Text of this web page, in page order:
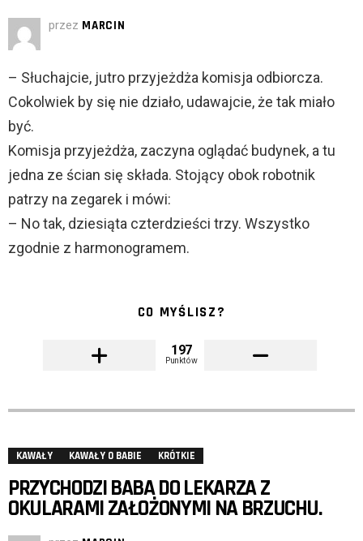
przez MARCIN
– Słuchajcie, jutro przyjeżdża komisja odbiorcza.
Cokolwiek by się nie działo, udawajcie, że tak miało
być.
Komisja przyjeżdża, zaczyna oglądać budynek, a tu
jedna ze ścian się składa. Stojący obok robotnik
patrzy na zegarek i mówi:
– No tak, dziesiąta czterdzieści trzy. Wszystko
zgodnie z harmonogramem.
CO MYŚLISZ?
197
Punktów
KAWAŁY KAWAŁY O BABIE KRÓTKIE
PRZYCHODZI BABA DO LEKARZA Z
OKULARAMI ZAŁOŻONYMI NA BRZUCHU.